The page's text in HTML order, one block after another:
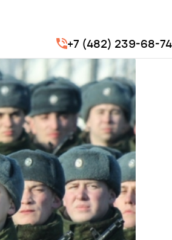
+7 (482) 239-68-74
Перевозка сотрудников
Вооруженных сил РФ